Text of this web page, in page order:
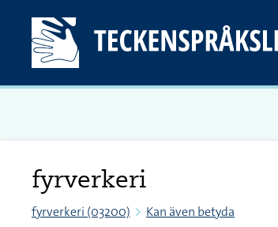
fyrverkeri
fyrverkeri (03200) Kan även betyda